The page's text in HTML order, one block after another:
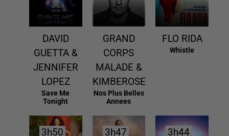
DAVID
GUETTA &
JENNIFER
LOPEZ
Save Me
Tonight
GRAND
CORPS
MALADE &
KIMBEROSE
Nos Plus Belles
Annees
FLO RIDA
Whistle
3h50
3h50 3h47
3h47 3h44
3h44